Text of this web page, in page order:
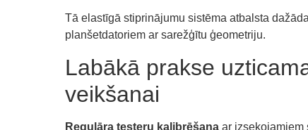
Tā elastīgā stiprinājumu sistēma atbalsta
planšetdatoriem ar sarežģītu ģeometriju.
Labākā prakse
veikšanai
Regulāra testeru kalibrēšana ar izsekojamiem